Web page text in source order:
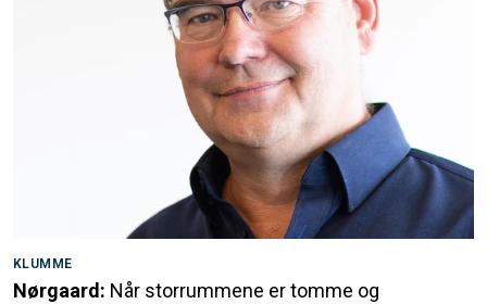
KLUMME
Nørgaard: Når storrummene er tomme og